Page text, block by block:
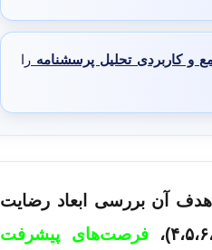
و کاربردی تحلیل پرسشنامه را
۱۹ سوالی دارای ۱۹ سوال بوده و هدف آن بررسی ابعاد رضایت
فرصت­‌های پیشرفت